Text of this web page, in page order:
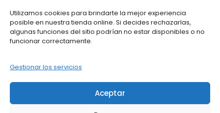
Utilizamos cookies para brindarte la mejor experiencia
posible en nuestra tienda online. Si decides rechazarlas,
algunas funciones del sitio podrían no estar disponibles o no
funcionar correctamente.
Gestionar los servicios
Aceptar
Política de privacidad
Aviso legal
Mi Cuenta